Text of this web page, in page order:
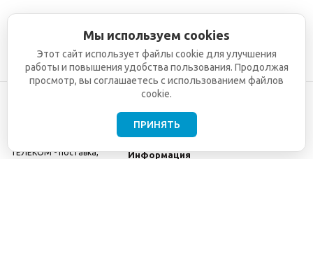
ТЕЛЕКОМ - поставка,
Информация
Мы используем cookies
Этот сайт использует файлы cookie для улучшения
работы и повышения удобства пользования. Продолжая
просмотр, вы соглашаетесь с использованием файлов
cookie.
ПРИНЯТЬ